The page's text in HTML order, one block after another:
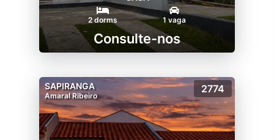
2 dorms 1 vaga
Consulte-nos
SAPIRANGA
Amaral Ribeiro
2774